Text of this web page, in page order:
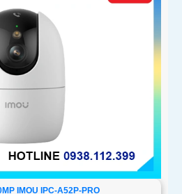
IMOU IPC-A52P-PRO